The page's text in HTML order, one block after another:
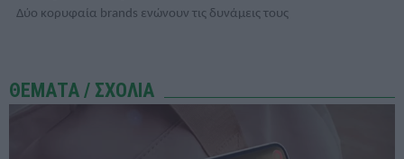
Δύο κορυφαία brands ενώνουν τις δυνάμεις τους
ΘΕΜΑΤΑ / ΣΧΟΛΙΑ